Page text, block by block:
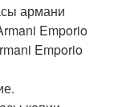
армани
Emporio
Emporio